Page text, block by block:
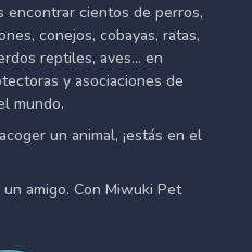
encontrar cientos de perros,
conejos, cobayas, ratas,
reptiles, aves... en
y asociaciones de
mundo.
un animal, ¡estás en el
un amigo. Con Miwuki Pet